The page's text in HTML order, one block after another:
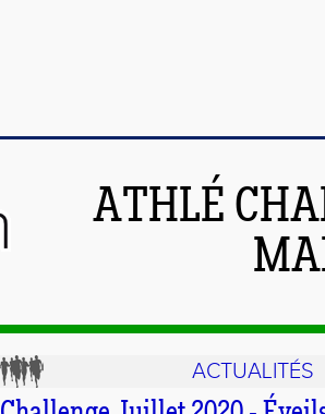
ATHLÉ
ACTUALITÉS